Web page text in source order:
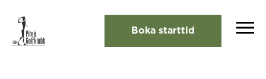
Boka starttid